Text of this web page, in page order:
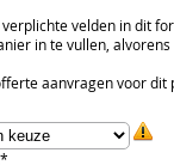
velden in dit
in te vullen,
aanvragen voor